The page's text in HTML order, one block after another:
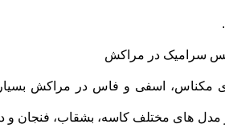
مکناس، اسفی و فاس در مراکش
های مختلف کاسه، بشقاب، فنجان